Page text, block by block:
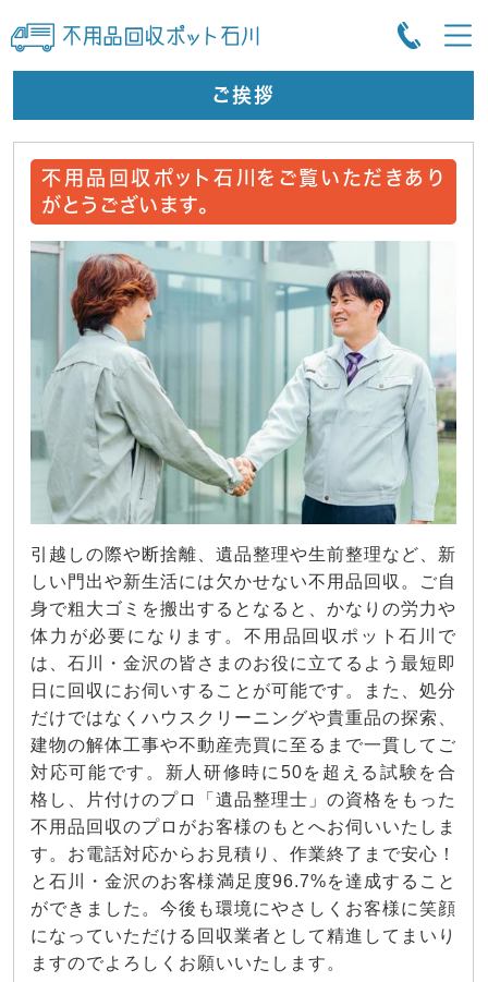
ご挨拶
不用品回収ポット石川をご覧いただきあり
がとうございます。
引越しの際や断捨離、遺品整理や生前整理など、新
しい門出や新生活には欠かせない不用品回収。ご自
身で粗大ゴミを搬出するとなると、かなりの労力や
体力が必要になります。不用品回収ポット石川で
は、石川・金沢の皆さまのお役に立てるよう最短即
日に回収にお伺いすることが可能です。また、処分
だけではなくハウスクリーニングや貴重品の探索、
建物の解体工事や不動産売買に至るまで一貫してご
対応可能です。新人研修時に50を超える試験を合
格し、片付けのプロ「遺品整理士」の資格をもった
不用品回収のプロがお客様のもとへお伺いいたしま
す。お電話対応からお見積り、作業終了まで安心！
と石川・金沢のお客様満足度96.7%を達成すること
ができました。今後も環境にやさしくお客様に笑顔
になっていただける回収業者として精進してまいり
ますのでよろしくお願いいたします。